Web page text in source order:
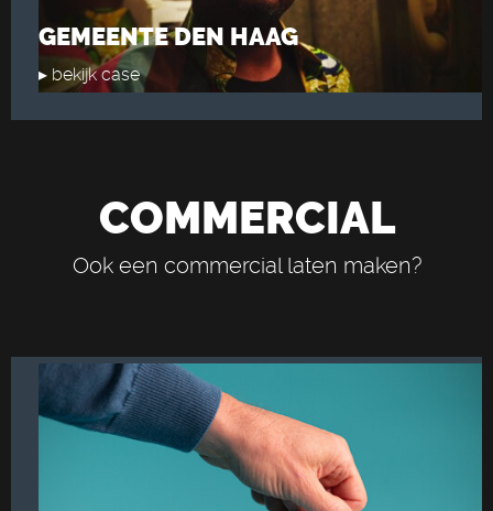
GEMEENTE DEN HAAG
▸ bekijk case
COMMERCIAL
Ook een commercial laten maken?